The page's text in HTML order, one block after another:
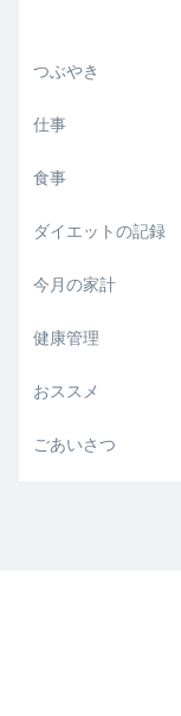
つぶやき
仕事
食事
ダイエットの記録
今月の家計
健康管理
おススメ
ごあいさつ